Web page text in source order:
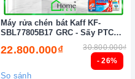
- 26%
Máy rửa chén bát Kaff KF-
SBL77805B17 GRC - Sấy PTC
22.800.000₫ 30.800.000₫
So sánh